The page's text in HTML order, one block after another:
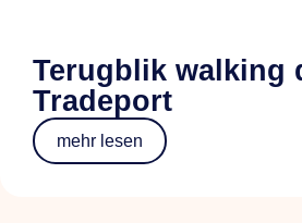
Terugblik walking
Tradeport
mehr lesen